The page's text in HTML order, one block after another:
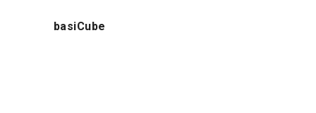
basiCube